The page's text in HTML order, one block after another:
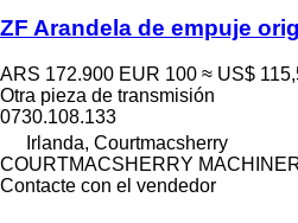
ZF Arandela de empuje
ARS 172.900 EUR 100 ≈ US$
Otra pieza de transmisión
0730.108.133
Irlanda, Courtmacsherry
COURTMACSHERRY
Contacte con el vendedor